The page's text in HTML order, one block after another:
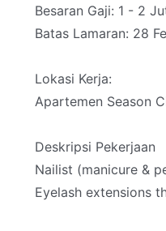
Besaran Gaji: 1 - 2
Batas Lamaran: 28
Lokasi Kerja:
Apartemen Season
Deskripsi Pekerjaan
Nailist (manicure &
Eyelash extensions